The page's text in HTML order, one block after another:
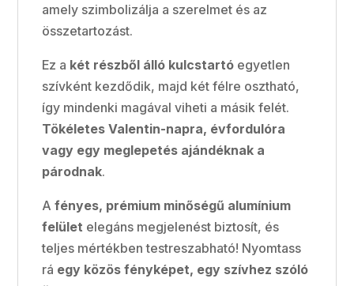
amely szimbolizálja a szerelmet és az
összetartozást.
Ez a két részből álló kulcstartó egyetlen
szívként kezdődik, majd két félre osztható,
így mindenki magával viheti a másik felét.
Tökéletes Valentin-napra, évfordulóra
vagy egy meglepetés ajándéknak a
párodnak.
Afényes, prémium minőségű alumínium
felület elegáns megjelenést biztosít, és
teljes mértékben testreszabható! Nyomtass
rá egy közös fényképet, egy szívhez szóló